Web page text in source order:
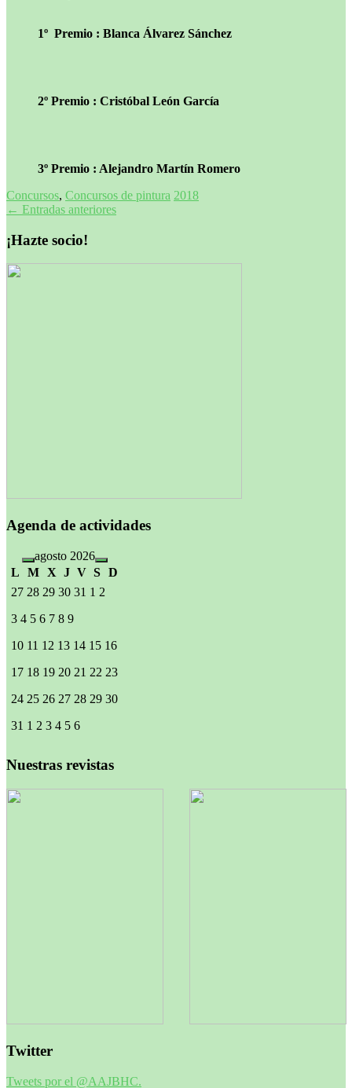
1º Premio : Blanca Álvarez Sánchez
2º Premio : Cristóbal León García
3º Premio : Alejandro Martín Romero
Concursos, Concursos de pintura 2018
Navegación
entradas
← Entradas anteriores
¡Hazte socio!
Agenda de actividades
agosto 2026
L
M X J V S D
27 28 29 30 31 1 2
3 4 5 6 7 8 9
10 11 12 13 14 15 16
17 18 19 20 21 22 23
24 25 26 27 28 29 30
31 1 2 3 4 5 6
Nuestras revistas
Twitter
Tweets por el @AAJBHC.